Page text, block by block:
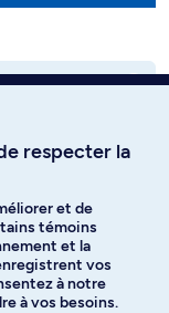
respecter la
et de
témoins
et la
vos
à notre
à vos besoins.